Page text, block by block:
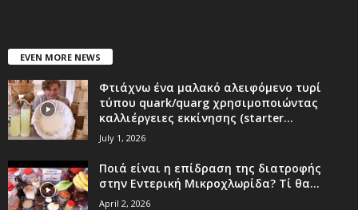
EVEN MORE NEWS
Φτιάχνω ένα μαλακό αλειφόμενο τυρί
τύπου quark/quarg χρησιμοποιώντας
καλλιέργειες εκκίνησης (starter...
July 1, 2026
Ποιά είναι η επίδραση της διατροφής
στην Εντερική Μικροχλωρίδα? Τί θα...
April 2, 2026